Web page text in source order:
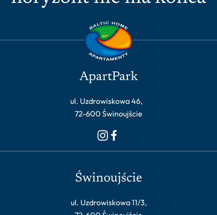
ApartPark
ul. Uzdrowiskowa 46,
72-600 Świnoujście
Świnoujście
ul. Uzdrowiskowa 11/3,